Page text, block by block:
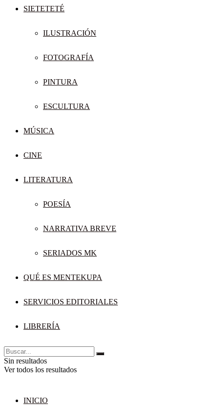
SIETETETÉ
ILUSTRACIÓN
FOTOGRAFÍA
PINTURA
ESCULTURA
MÚSICA
CINE
LITERATURA
POESÍA
NARRATIVA BREVE
SERIADOS MK
QUÉ ES MENTEKUPA
SERVICIOS EDITORIALES
LIBRERÍA
Sin resultados
Ver todos los resultados
INICIO